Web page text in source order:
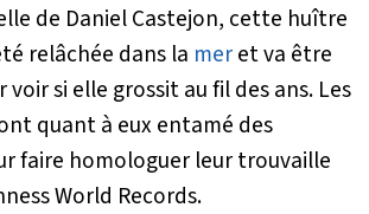
de Daniel Castejon, cette huître
relâchée dans la meret va être
voir si elle grossit au fil des ans. Les
quant à eux entamé des
faire homologuer leur trouvaille
World Records.